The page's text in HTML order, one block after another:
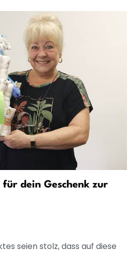
für dein Geschenk zur
seien stolz, dass auf diese